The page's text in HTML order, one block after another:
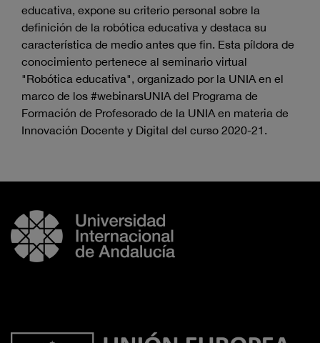
educativa, expone su criterio personal sobre la
definición de la robótica educativa y destaca su
característica de medio antes que fin. Esta píldora de
conocimiento pertenece al seminario virtual
"Robótica educativa", organizado por la UNIA en el
marco de los #webinarsUNIA del Programa de
Formación de Profesorado de la UNIA en materia de
Innovación Docente y Digital del curso 2020-21.